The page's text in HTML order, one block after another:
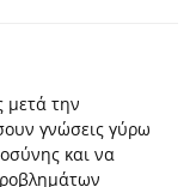
μετά την
γνώσεις γύρω
και να